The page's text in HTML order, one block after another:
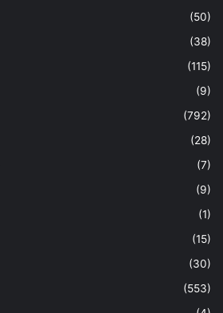
(50)
(38)
(115)
(9)
(792)
(28)
(7)
(9)
(1)
(15)
(30)
(553)